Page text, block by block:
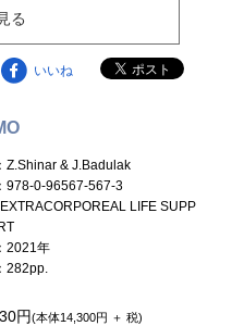
る
いいね
：Z.Shinar & J.Badulak
：978-0-96567-567-3
EXTRACORPOREAL LIFE SUPP
：2021年
：282pp.
円(本体14,300円 ＋ 税)